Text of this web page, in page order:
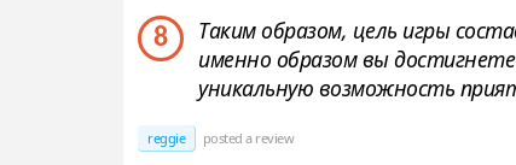
8
Таким образом, цель игры
именно образом вы
уникальную возможность
reggie posted a review